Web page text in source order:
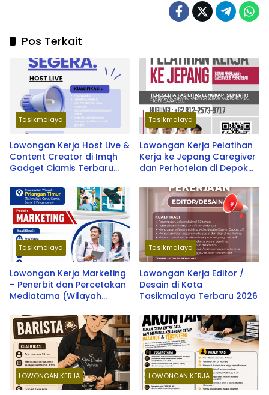
Pos Terkait
Tasikmalaya
Lowongan Kerja Host Live &
Content Creator di Imqh
Gadget Ciamis Terbaru
Tasikmalaya
Lowongan Kerja Pelatihan
Kerja ke Jepang Caregiver
dan Perhotelan di Depok
SOU Depok School
Tasikmalaya
Lowongan Kerja Marketing
– Penerbit dan Percetakan
Mediatama (Wilayah
2026
Tasikmalaya
Lowongan Kerja Editor /
Desain di Kota
Tasikmalaya Terbaru 2026
LOWONGAN KERJA LOWONGAN KERJA